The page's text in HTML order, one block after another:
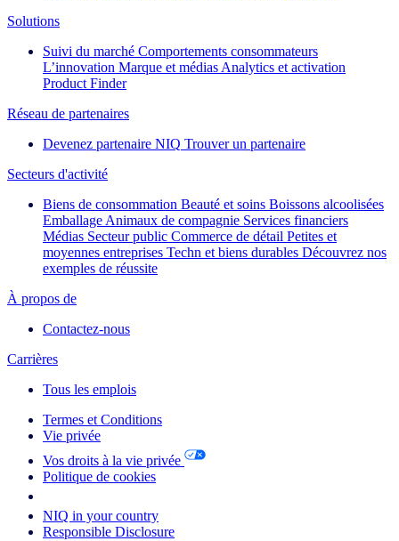
Solutions
Suivi du marché Comportements consommateurs
L’innovation Marque et médias Analytics et activation
Product Finder
Réseau de partenaires
Devenez partenaire NIQ Trouver un partenaire
Secteurs d'activité
Biens de consommation Beauté et soins Boissons alcoolisées
Emballage Animaux de compagnie Services financiers
Médias Secteur public Commerce de détail Petites et
moyennes entreprises Techn et biens durables Découvrez nos
exemples de réussite
À propos de
Contactez-nous
Carrières
Tous les emplois
Termes et Conditions
Vie privée
Vos droits à la vie privée
Politique de cookies
NIQ in your country
Responsible Disclosure